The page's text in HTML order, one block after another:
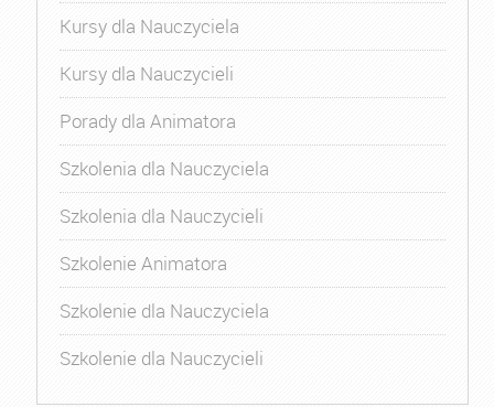
Kursy dla Nauczyciela
Kursy dla Nauczycieli
Porady dla Animatora
Szkolenia dla Nauczyciela
Szkolenia dla Nauczycieli
Szkolenie Animatora
Szkolenie dla Nauczyciela
Szkolenie dla Nauczycieli